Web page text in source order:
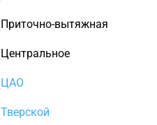
Приточно-вытяжная
Центральное
ЦАО
Тверской